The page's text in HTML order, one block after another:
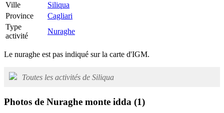
Ville
Siliqua
Province
Cagliari
Type
activité
Nuraghe
Le nuraghe est pas indiqué sur la carte d'IGM.
Toutes les activités de Siliqua
Photos de Nuraghe monte idda (1)